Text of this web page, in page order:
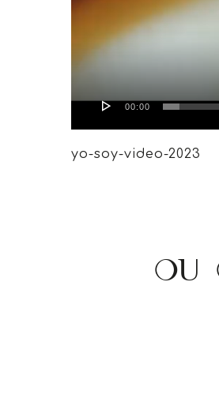
00:00
yo-soy-video-2023
OU